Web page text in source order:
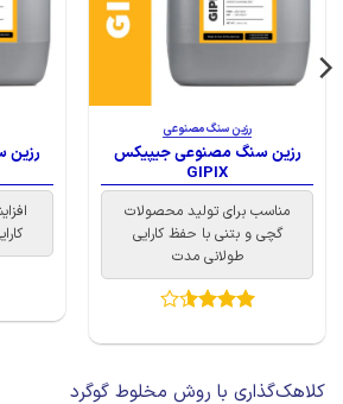
رزین سنگ مصنوعی
رزین سنگ مصنوعی جیپیکس
GIPIX
مناسب برای تولید محصولات
گچی و بتنی با حفظ کارایی
طولانی مدت
3.5از 5
کلاهک‌گذاری با روش مخلوط گوگرد